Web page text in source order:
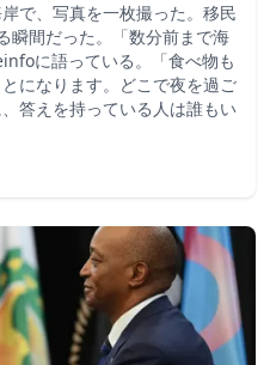
で、写真を一枚撮った。移民
瞬間だった。「数分前まで海
に語っている。「食べ物も
になります。どこで夜を過ご
答えを持っている人は誰もい